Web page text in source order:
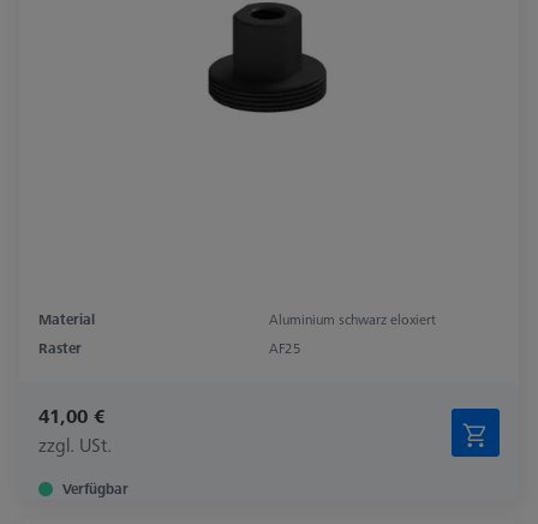
Material
Aluminium schwarz eloxiert
Raster
AF25
41,00 €
zzgl. USt.
Verfügbar